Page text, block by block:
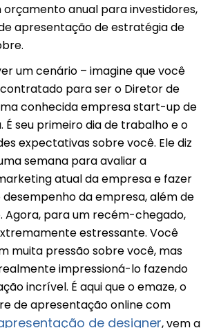
anual para investidores,
apresentação de estratégia de
um cenário – imagine que você
para ser o Diretor de
conhecida empresa start-up de
É seu primeiro dia de trabalho e o
expectativas sobre você. Ele diz
semana para avaliar a
atual da empresa e fazer
desempenho da empresa, além de
Agora, para um recém-chegado,
estressante. Você
muita pressão sobre você, mas
impressioná-lo fazendo
incrível. É aqui que o emaze, o
de apresentação online com
de designer, vem a